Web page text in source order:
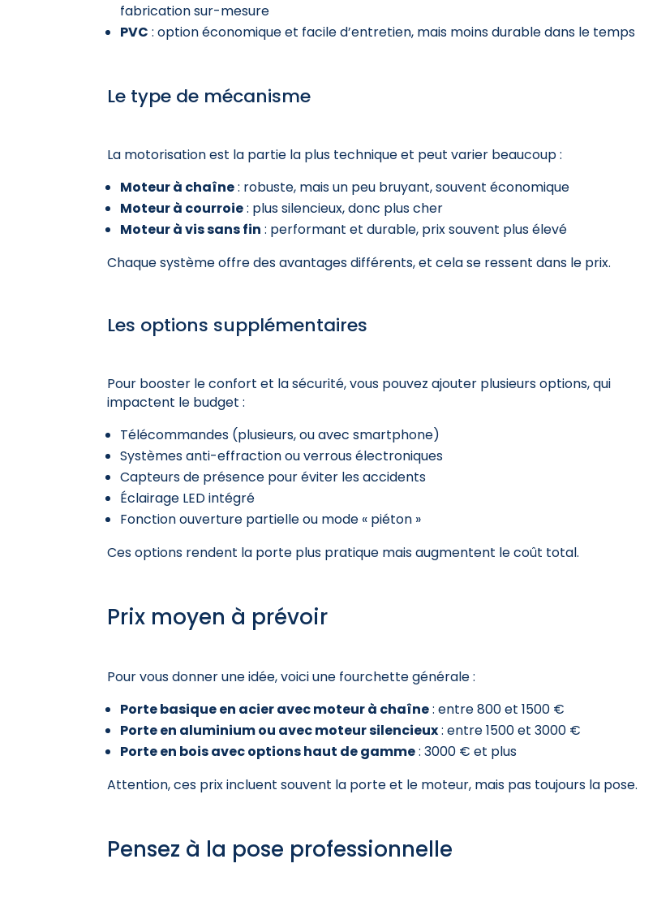
fabrication sur-mesure
PVC : option économique et facile d’entretien, mais moins durable dans le temps
Le type de mécanisme
La motorisation est la partie la plus technique et peut varier beaucoup :
Moteur à chaîne: robuste, mais un peu bruyant, souvent économique
Moteur à courroie: plus silencieux, donc plus cher
Moteur à vis sans fin : performant et durable, prix souvent plus élevé
Chaque système offre des avantages différents, et cela se ressent dans le prix.
Les options supplémentaires
Pour booster le confort et la sécurité, vous pouvez ajouter plusieurs options, qui
impactent le budget :
Télécommandes (plusieurs, ou avec smartphone)
Systèmes anti-effraction ou verrous électroniques
Capteurs de présence pour éviter les accidents
Éclairage LED intégré
Fonction ouverture partielle ou mode « piéton »
Ces options rendent la porte plus pratique mais augmentent le coût total.
Prix moyen à prévoir
Pour vous donner une idée, voici une fourchette générale :
Porte basique en acier avec moteur à chaîne: entre 800 et 1500 €
Porte en aluminium ou avec moteur silencieux: entre 1500 et 3000 €
Porte en bois avec options haut de gamme: 3000 € et plus
Attention, ces prix incluent souvent la porte et le moteur, mais pas toujours la pose.
Pensez à la pose professionnelle